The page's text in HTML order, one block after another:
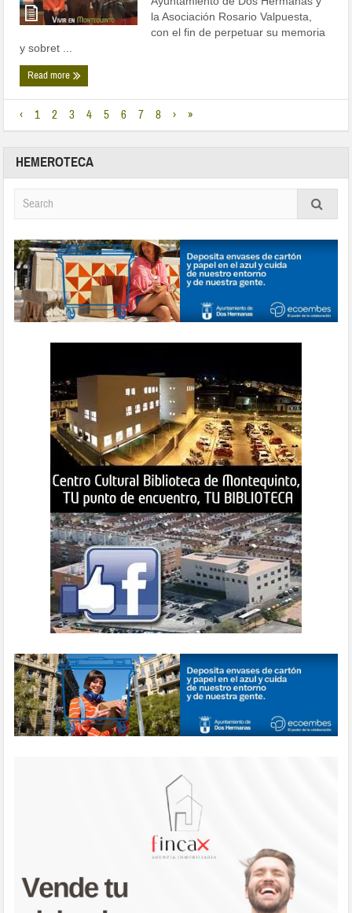
la Asociación Rosario Valpuesta,
con el fin de perpetuar su memoria
y sobret ...
Read more
‹ 1 2 3 4 5 6 7 8 › »
HEMEROTECA